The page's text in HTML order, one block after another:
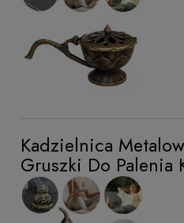
Kadzielnica
Gruszki Do Palenia